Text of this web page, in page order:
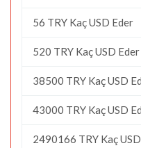
56 TRY Kaç USD Eder
520 TRY Kaç USD Eder
38500 TRY Kaç USD
43000 TRY Kaç USD
2490166 TRY Kaç